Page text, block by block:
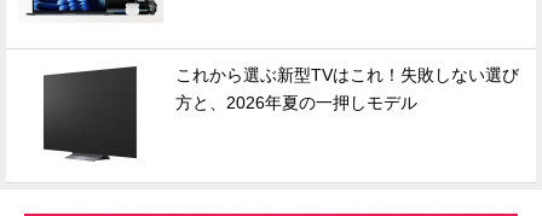
これから選ぶ新型TVはこれ！失敗しない選び
方と、2026年夏の一押しモデル